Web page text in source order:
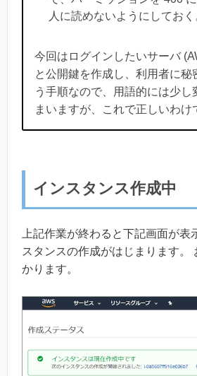
人に読めないようにしておく
今回はログインしたいサーバ
と公開鍵を作成し、利用者に秘
う手順なので、用語的には少し
まいますが、これで正しいわけ
インスタンス作成中
上記作業が終わると下記画面が表
スタンスの作成がはじまります。
かります。